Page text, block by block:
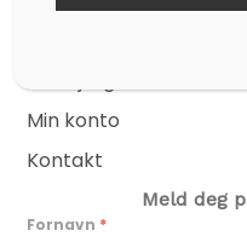
Min konto
Kontakt
Meld deg
Fornavn *